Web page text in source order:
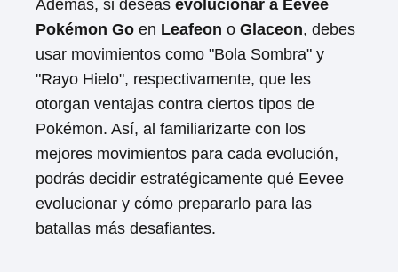
Además, si deseas evolucionar a Eevee
Pokémon Go en Leafeon o Glaceon, debes
usar movimientos como "Bola Sombra" y
"Rayo Hielo", respectivamente, que les
otorgan ventajas contra ciertos tipos de
Pokémon. Así, al familiarizarte con los
mejores movimientos para cada evolución,
podrás decidir estratégicamente qué Eevee
evolucionar y cómo prepararlo para las
batallas más desafiantes.